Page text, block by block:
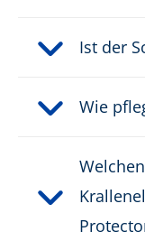
Ist der
Wie